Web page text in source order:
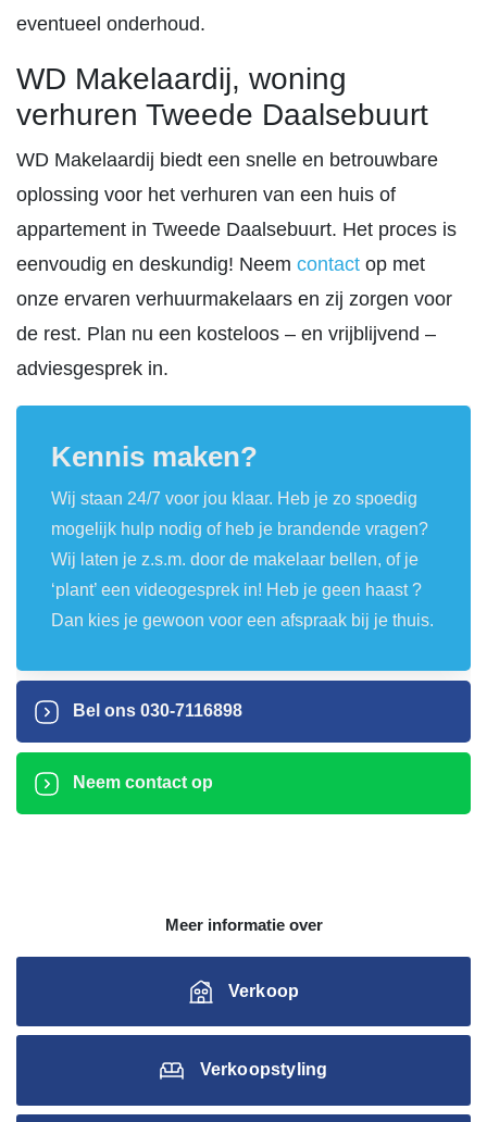
eventueel onderhoud.
WD Makelaardij, woning
verhuren Tweede Daalsebuurt
WD Makelaardij biedt een snelle en betrouwbare
oplossing voor het verhuren van een huis of
appartement in Tweede Daalsebuurt. Het proces is
eenvoudig en deskundig! Neem contact op met
onze ervaren verhuurmakelaars en zij zorgen voor
de rest. Plan nu een kosteloos – en vrijblijvend –
adviesgesprek in.
Kennis maken?
Wij staan 24/7 voor jou klaar. Heb je zo spoedig
mogelijk hulp nodig of heb je brandende vragen?
Wij laten je z.s.m. door de makelaar bellen, of je
‘plant’ een videogesprek in! Heb je geen haast ?
Dan kies je gewoon voor een afspraak bij je thuis.
Bel ons 030-7116898
Neem contact op
Meer informatie over
Verkoop
Verkoopstyling